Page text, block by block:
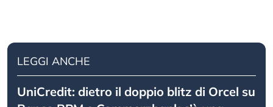
LEGGI ANCHE
UniCredit: dietro il doppio blitz di Orcel su